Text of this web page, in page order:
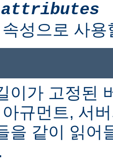
attributes
성으로 사용
이가 고정된
규먼트, 서
을 같이 읽어